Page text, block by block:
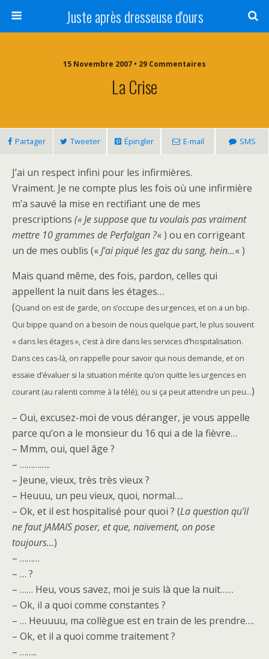
Juste après dresseuse d'ours
15 Novembre 2007 • 29 Commentaires
La Crise
Partager Tweeter Épingler E-mail SMS
J’ai un respect infini pour les infirmières.
Vraiment. Je ne compte plus les fois où une infirmière
m’a sauvé la mise en rectifiant une de mes
prescriptions (« Je suppose que tu voulais pas vraiment
mettre 10 grammes de Perfalgan ?« ) ou en corrigeant
un de mes oublis («J’ai piqué les gaz du sang, hein…« )
Mais quand même, des fois, pardon, celles qui
appellent la nuit dans les étages…
(Quand on est de garde, on s’occupe des urgences, et on a un bip.
Qui bippe quand on a besoin de nous quelque part, le plus souvent
« dans les étages », c’est à dire dans les services d’hospitalisation.
Dans ces cas-là, on rappelle pour savoir qui nous demande, et on
essaie d’évaluer si la situation mérite qu’on quitte les urgences en
courant (au ralenti comme à la télé), ou si ça peut attendre un peu…)
– Oui, excusez-moi de vous déranger, je vous appelle
parce qu’on a le monsieur du 16 qui a de la fièvre…
– Mmm, oui, quel âge ?
– …………..
– Jeune, vieux, très très vieux ?
– Heuuu, un peu vieux, quoi, normal….
– Ok, et il est hospitalisé pour quoi ? (La question qu’il
ne faut JAMAIS poser, et que, naïvement, on pose
toujours…)
– ………
– … ?
– …… Heu, vous savez, moi je suis là que la nuit……
– Ok, il a quoi comme constantes ?
– … Heuuuu, ma collègue est en train de les prendre….
– Ok, et il a quoi comme traitement ?
– ……..